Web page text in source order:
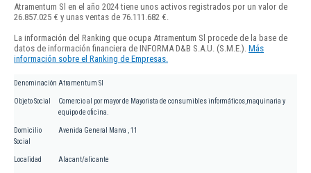
Atramentum Sl en el año 2024 tiene unos activos registrados por un valor de
26.857.025 € y unas ventas de 76.111.682 €.
La información del Ranking que ocupa Atramentum Sl procede de la base de
datos de información financiera de INFORMA D&B S.A.U. (S.M.E.). Más
información sobre el Ranking de Empresas.
Denominación Atramentum Sl
Objeto Social
Comercio al por mayor de Mayorista de consumibles informáticos,maquinaria y
equipo de oficina.
Domicilio
Social
Avenida General Marva , 11
Localidad Alacant/alicante